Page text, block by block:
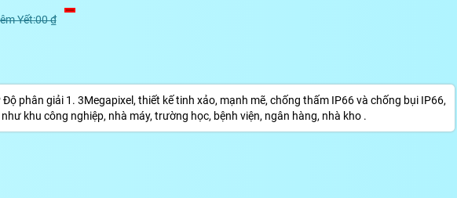
Yết:00 ₫
Độ phân giải 1. 3Megapixel, thiết kế tinh xảo, mạnh mẽ, chống thấm IP66 và chống bụi IP66,
khu công nghiệp, nhà máy, trường học, bệnh viện, ngân hàng, nhà kho .